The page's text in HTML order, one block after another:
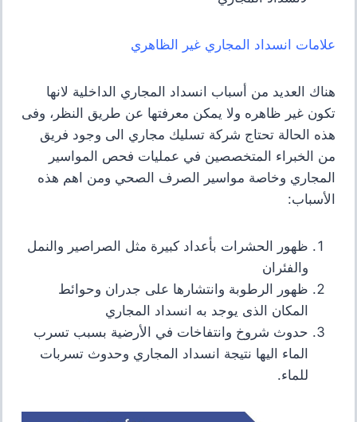
علامات انسداد المجاري غير الظاهري
هناك العديد من أسباب انسداد المجاري الداخلية لانها
تكون غير ظاهره ولا يمكن معرفتها عن طريق النظر، وفى
هذه الحالة تحتاج شركة تسليك مجاري الى وجود فريق
من الخبراء المتخصصين في عمليات فحص المواسير
المجاري وخاصة مواسير الصرف الصحي ومن اهم هذه
الأسباب:
ظهور الحشرات بأعداد كبيرة مثل الصراصير والنمل
والفئران
ظهور الرطوبة وانتشارها على جدران وحوائط
المكان الذى يوجد به انسداد المجاري
حدوث شروخ وانتفاخات في الأرضية بسبب تسرب
الماء اليها نتيجة انسداد المجاري وحدوث تسربات
للماء.